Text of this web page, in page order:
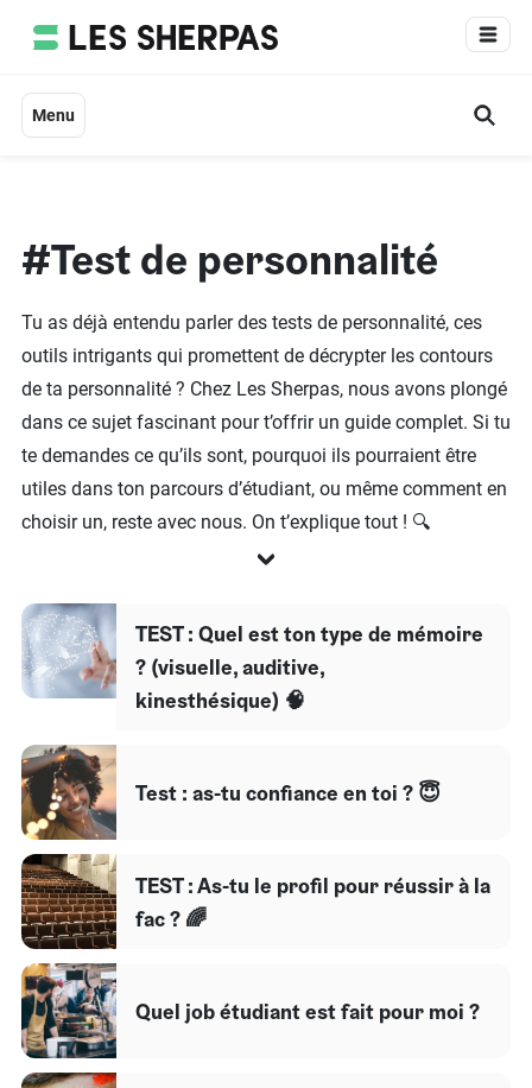
Menu
#Test de personnalité
Tu as déjà entendu parler des tests de personnalité, ces
outils intrigants qui promettent de décrypter les contours
de ta personnalité ? Chez Les Sherpas, nous avons plongé
dans ce sujet fascinant pour t’offrir un guide complet. Si tu
te demandes ce qu’ils sont, pourquoi ils pourraient être
utiles dans ton parcours d’étudiant, ou même comment en
choisir un, reste avec nous. On t’explique tout ! 🔍
TEST : Quel est ton type de mémoire
? (visuelle, auditive,
kinesthésique) 🧠
Test : as-tu confiance en toi ? 😇
TEST : As-tu le profil pour réussir à la
fac ? 🌈
Quel job étudiant est fait pour moi ?